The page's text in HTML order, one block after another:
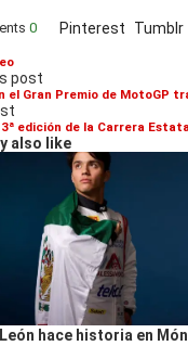
0 Pinterest Tumblr
post
el Gran Premio de MotoGP
edición de la Carrera
also like
hace historia en